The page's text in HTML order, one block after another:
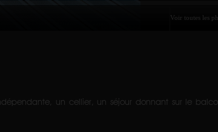
un cellier, un séjour donnant sur le